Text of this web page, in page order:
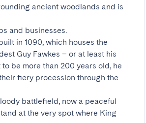
ancient woodlands and is
and businesses.
in 1090, which houses the
Guy Fawkes – or at least his
be more than 200 years old, he
fiery procession through the
battlefield, now a peaceful
at the very spot where King